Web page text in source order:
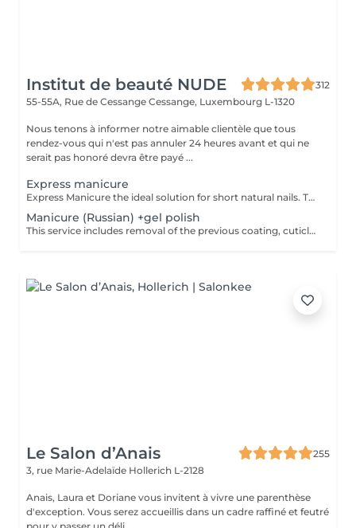
Institut de beauté NUDE
312
55-55A, Rue de Cessange Cessange, Luxembourg L-1320
Nous tenons à informer notre aimable clientèle que tous
rendez-vous qui n'est pas annuler 24 heures avant et qui ne
serait pas honoré devra être payé ...
Express manicure
Express Manicure the ideal solution for short natural nails. This service includes removal of the previous coating, quick nail and cuticle care, strengthening with a clear rubber base, and a camouflage top coat finish. No change to your natural nail shape we preserve your preferred oval or square shape.
Manicure (Russian) +gel polish
This service includes removal of the previous coating, cuticle care, sidewall refinement, nail plate preparation, and application of a new gel polish coating. To maintain a neat appearance and long-lasting results, a refill is recommended every 2.53 weeks.
Le Salon d’Anais
255
3, rue Marie-Adelaïde Hollerich L-2128
Anais, Laura et Doriane vous invitent à vivre une parenthèse
d'exception. Vous serez accueillis dans un cadre raffiné et feutré